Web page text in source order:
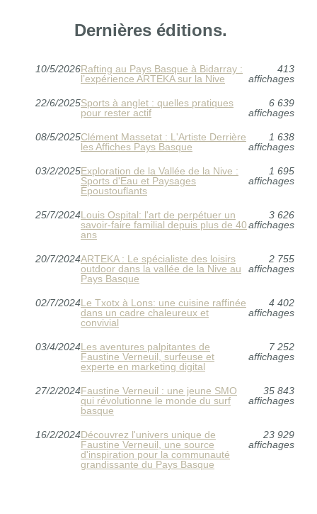
Dernières éditions.
10/5/2026Rafting au Pays Basque à Bidarray :
l’expérience ARTEKA sur la Nive
413
affichages
22/6/2025Sports à anglet : quelles pratiques
pour rester actif
6 639
affichages
08/5/2025Clément Massetat : L'Artiste Derrière
les Affiches Pays Basque
1 638
affichages
03/2/2025Exploration de la Vallée de la Nive :
Sports d'Eau et Paysages
Époustouflants
1 695
affichages
25/7/2024Louis Ospital: l'art de perpétuer un
savoir-faire familial depuis plus de 40
ans
3 626
affichages
20/7/2024ARTEKA : Le spécialiste des loisirs
outdoor dans la vallée de la Nive au
Pays Basque
2 755
affichages
02/7/2024Le Txotx à Lons: une cuisine raffinée
dans un cadre chaleureux et
convivial
4 402
affichages
03/4/2024Les aventures palpitantes de
Faustine Verneuil, surfeuse et
experte en marketing digital
7 252
affichages
27/2/2024Faustine Verneuil : une jeune SMO
qui révolutionne le monde du surf
basque
35 843
affichages
16/2/2024Découvrez l'univers unique de
Faustine Verneuil, une source
d'inspiration pour la communauté
grandissante du Pays Basque
23 929
affichages